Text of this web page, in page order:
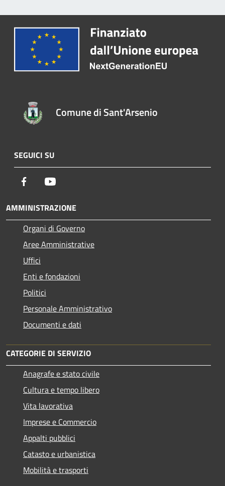
Comune di Sant'Arsenio
SEGUICI SU
Facebook
AMMINISTRAZIONE
Organi di Governo
Aree Amministrative
Uffici
Enti e fondazioni
Politici
Personale Amministrativo
Documenti e dati
CATEGORIE DI SERVIZIO
Anagrafe e stato civile
Cultura e tempo libero
Vita lavorativa
Imprese e Commercio
Appalti pubblici
Catasto e urbanistica
Mobilità e trasporti